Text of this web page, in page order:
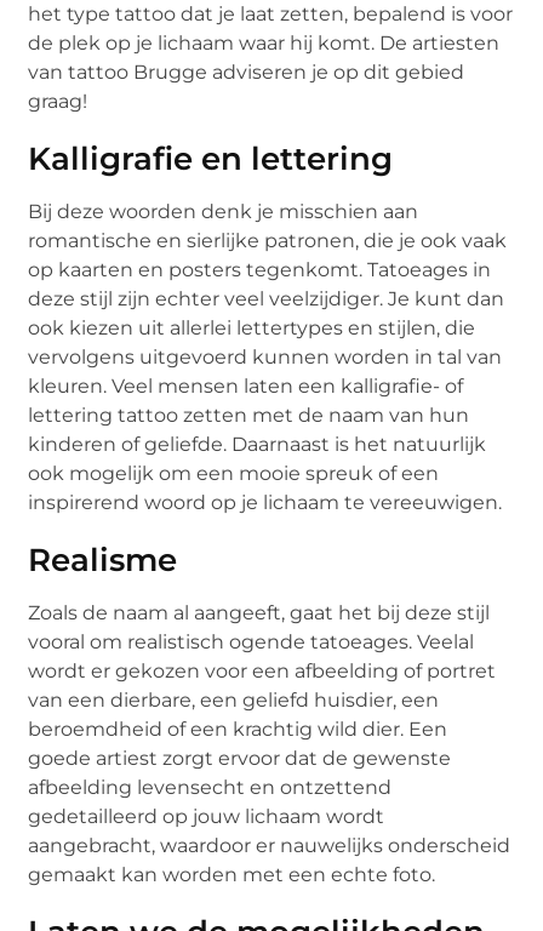
het type tattoo dat je laat zetten, bepalend is voor
de plek op je lichaam waar hij komt. De artiesten
van tattoo Brugge adviseren je op dit gebied
graag!
Kalligrafie en lettering
Bij deze woorden denk je misschien aan
romantische en sierlijke patronen, die je ook vaak
op kaarten en posters tegenkomt. Tatoeages in
deze stijl zijn echter veel veelzijdiger. Je kunt dan
ook kiezen uit allerlei lettertypes en stijlen, die
vervolgens uitgevoerd kunnen worden in tal van
kleuren. Veel mensen laten een kalligrafie- of
lettering tattoo zetten met de naam van hun
kinderen of geliefde. Daarnaast is het natuurlijk
ook mogelijk om een mooie spreuk of een
inspirerend woord op je lichaam te vereeuwigen.
Realisme
Zoals de naam al aangeeft, gaat het bij deze stijl
vooral om realistisch ogende tatoeages. Veelal
wordt er gekozen voor een afbeelding of portret
van een dierbare, een geliefd huisdier, een
beroemdheid of een krachtig wild dier. Een
goede artiest zorgt ervoor dat de gewenste
afbeelding levensecht en ontzettend
gedetailleerd op jouw lichaam wordt
aangebracht, waardoor er nauwelijks onderscheid
gemaakt kan worden met een echte foto.